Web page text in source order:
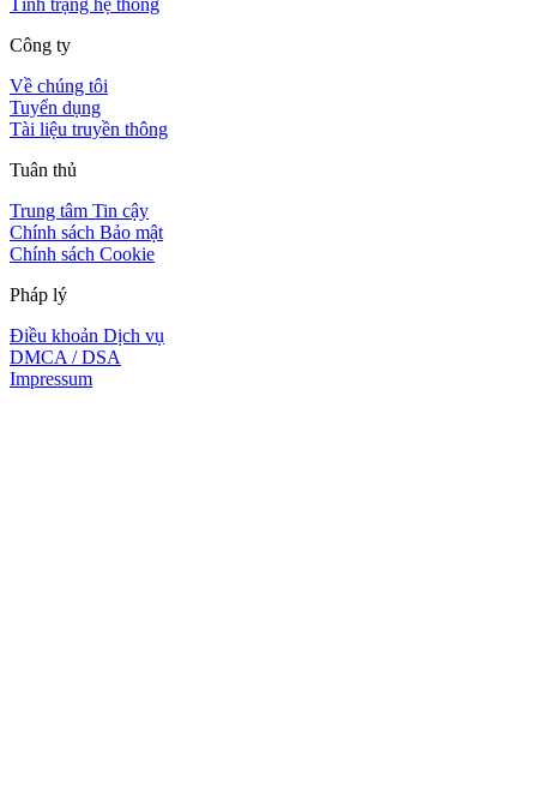
Công ty
Về chúng tôi
Tuyển dụng
Tài liệu truyền thông
Tuân thủ
Trung tâm Tin cậy
Chính sách Bảo mật
Chính sách Cookie
Pháp lý
Điều khoản Dịch vụ
DMCA / DSA
Impressum